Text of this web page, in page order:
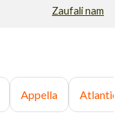
Zaufali nam
Appella